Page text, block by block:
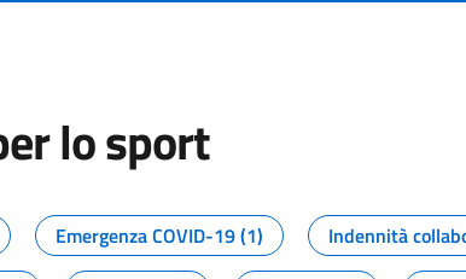
lo sport
dal Dipartimento per
Emergenza COVID-19 (1) Indennità